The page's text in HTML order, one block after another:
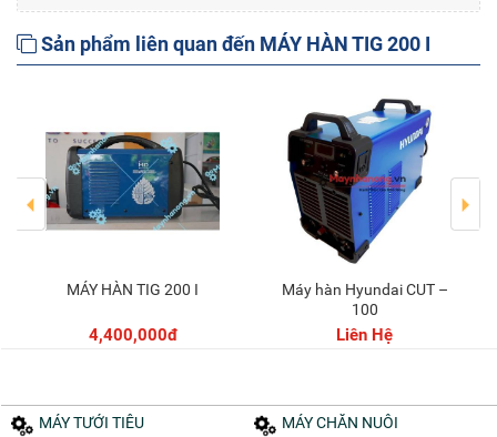
Sản phẩm liên quan đến MÁY HÀN TIG 200 I
Thêm vào giỏ
MÁY HÀN TIG 200 I
4,400,000đ
Máy hàn Hyundai CUT –
100
Liên Hệ
MÁY TƯỚI TIÊU
MÁY CHĂN NUÔI